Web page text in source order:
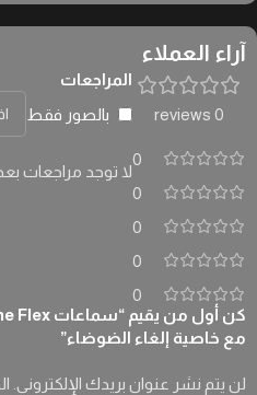
آراء العملاء
0 reviews
0
0
0
0
0
المراجعات
بالصور فقط
لا توجد مراجعات
مع خاصية إلغاء الضوضاء”
لن يتم نشر عنوان بريدك الإلكتروني.